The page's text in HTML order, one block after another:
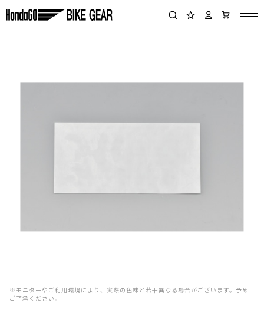
※モニターやご利用環境により、実際の色味と若干異なる場合がございます。予め
ご了承ください。